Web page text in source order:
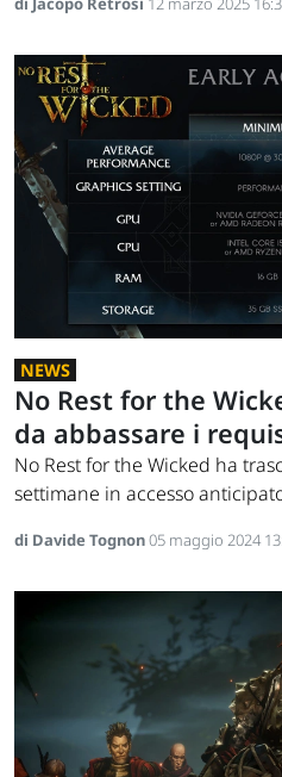
NEWS
No Rest for the
da abbassare i
No Rest for the Wicked ha
settimane in accesso
di Davide Tognon05 maggio 2024